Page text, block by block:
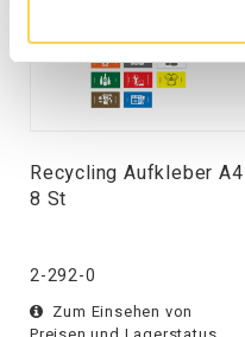
Recycling Aufkleber A4
8 St
2-292-0
Zum Einsehen von